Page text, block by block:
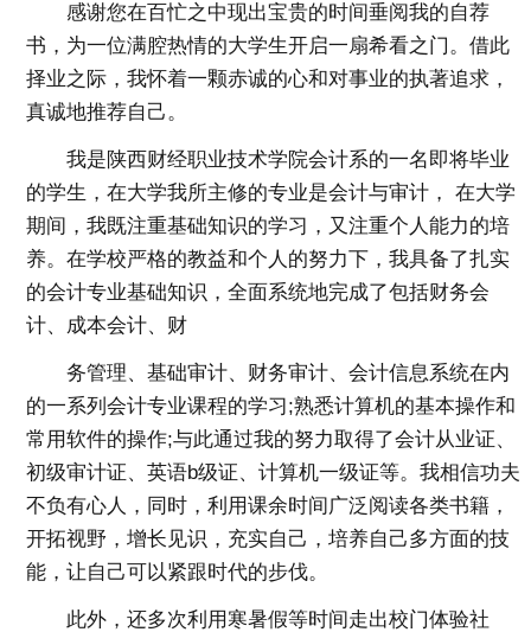
感谢您在百忙之中现出宝贵的时间垂阅我的自荐
书，为一位满腔热情的大学生开启一扇希看之门。借此
择业之际，我怀着一颗赤诚的心和对事业的执著追求，
真诚地推荐自己。
我是陕西财经职业技术学院会计系的一名即将毕业
的学生，在大学我所主修的专业是会计与审计， 在大学
期间，我既注重基础知识的学习，又注重个人能力的培
养。在学校严格的教益和个人的努力下，我具备了扎实
的会计专业基础知识，全面系统地完成了包括财务会
计、成本会计、财
务管理、基础审计、财务审计、会计信息系统在内
的一系列会计专业课程的学习;熟悉计算机的基本操作和
常用软件的操作;与此通过我的努力取得了会计从业证、
初级审计证、英语b级证、计算机一级证等。我相信功夫
不负有心人，同时，利用课余时间广泛阅读各类书籍，
开拓视野，增长见识，充实自己，培养自己多方面的技
能，让自己可以紧跟时代的步伐。
此外，还多次利用寒暑假等时间走出校门体验社